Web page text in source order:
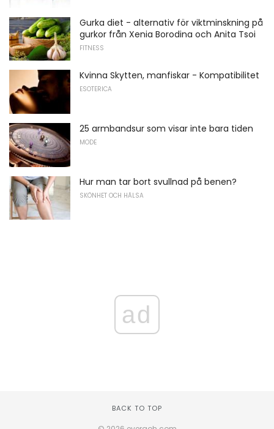
Gurka diet - alternativ för viktminskning på
gurkor från Xenia Borodina och Anita Tsoi
FITNESS
Kvinna Skytten, manfiskar - Kompatibilitet
ESOTERICA
25 armbandsur som visar inte bara tiden
MODE
Hur man tar bort svullnad på benen?
SKÖNHET OCH HÄLSA
ad
BACK TO TOP